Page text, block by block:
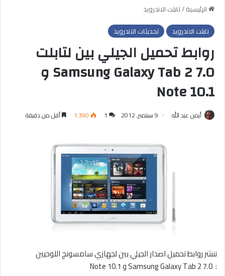
الرئيسية/تابلت الاندرويد
تابلت الاندرويد
تحديثات الاندرويد
روابط تحميل الجيلي بين لتابلت
Samsung Galaxy Tab 2 7.0 و
Note 10.1
أيمن عبد الله 9 سبتمبر, 2012 1 1٬390 أقل من دقيقة
ننشر روابط تحميل اصدار الجيلي بين لجهازي سامسونج اللوحيين
: Samsung Galaxy Tab 2 7.0 و Note 10.1